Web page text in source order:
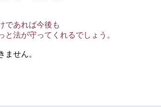
であれば今後も
法が守ってくれるでしょう。
せん。